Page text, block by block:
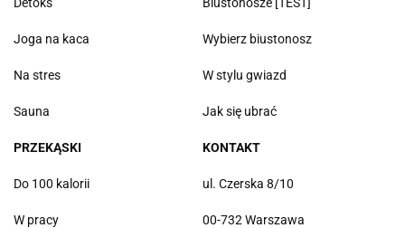
Joga na kaca
Na stres
Sauna
Wybierz biustonosz
W stylu gwiazd
Jak się ubrać
PRZEKĄSKI
Do 100 kalorii
W pracy
KONTAKT
ul. Czerska 8/10
00-732 Warszawa